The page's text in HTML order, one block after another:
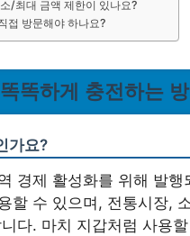
/최대 금액 제한이 있나요?
접 방문해야 하나요?
똑하게 충전하는 방
가요?
경제 활성화를 위해 발
할 수 있으며, 전통시장,
다. 마치 지갑처럼 사용